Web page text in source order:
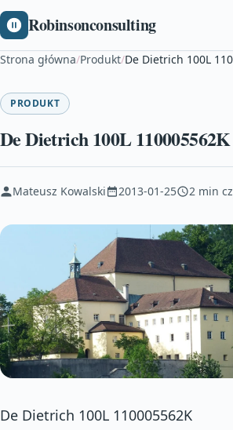
Robinsonconsulting
Strona główna/Produkt/De Dietrich 100L
PRODUKT
De Dietrich 100L 110005562K
Mateusz Kowalski 2013-01-25 2 min
De Dietrich 100L 110005562K